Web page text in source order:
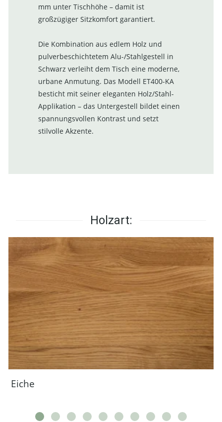
mm unter Tischhöhe – damit ist
großzügiger Sitzkomfort garantiert.
Die Kombination aus edlem Holz und
pulverbeschichtetem Alu-/Stahlgestell in
Schwarz verleiht dem Tisch eine moderne,
urbane Anmutung. Das Modell ET400-KA
besticht mit seiner eleganten Holz/Stahl-
Applikation – das Untergestell bildet einen
spannungsvollen Kontrast und setzt
stilvolle Akzente.
Holzart:
Eiche